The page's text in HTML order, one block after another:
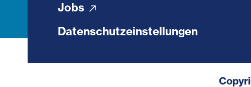
Jobs
Datenschutzeinstellungen